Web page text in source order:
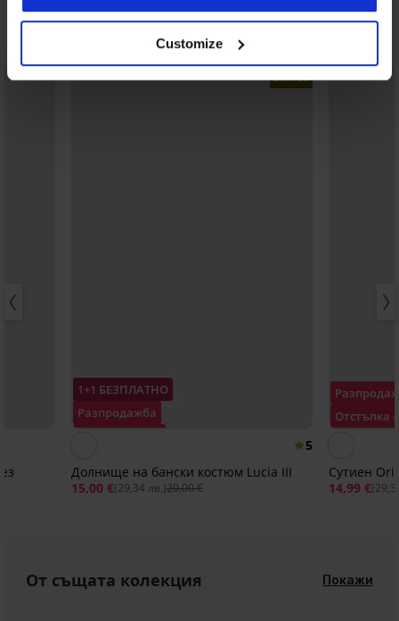
Customize
Открийте подобни артикули
1+1 БЕЗПЛАТНО
Разпродажба
LIMITED
5
Долнище на бански костюм Lucia III
15,00 €(29,34 лв.)20,00 €
Отстъпка -
Сутиен
14,99 €
От същата колекция Покажи